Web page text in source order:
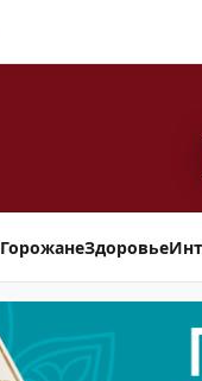
ГорожанеЗдоровье